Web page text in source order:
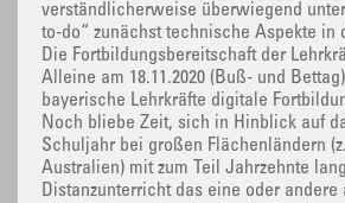
verständlicherweise überwiegend
to-do“ zunächst technische Aspekte in
Die Fortbildungsbereitschaft der
Alleine am 18.11.2020 (Buß- und
bayerische Lehrkräfte digitale
Noch bliebe Zeit, sich in Hinblick auf
Schuljahr bei großen Flächenländern
Australien) mit zum Teil Jahrzehnte
Distanzunterricht das eine oder andere